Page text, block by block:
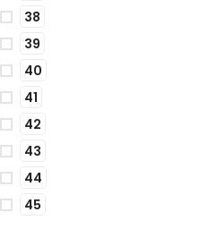
38
39
40
41
42
43
44
45